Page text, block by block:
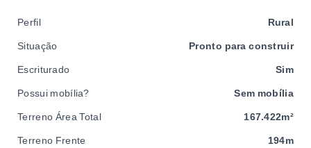
Perfil Rural
Situação Pronto para construir
Escriturado Sim
Possui mobília? Sem mobília
Terreno Área Total 167.422m²
Terreno Frente 194m